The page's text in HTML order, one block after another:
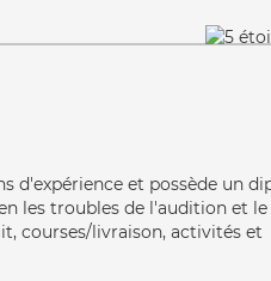
d'expérience et possède un
les troubles de l'audition et le
courses/livraison, activités et